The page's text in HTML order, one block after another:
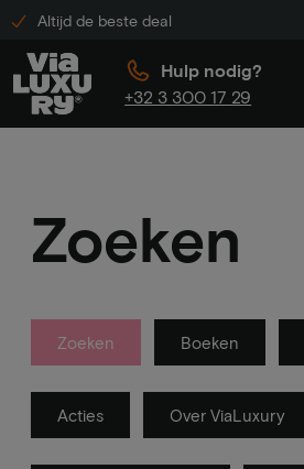
Altijd de beste deal
Hulp nodig?
+32 3 300 17 29
Zoeken
Zoeken Boeken
Acties Over ViaLuxury